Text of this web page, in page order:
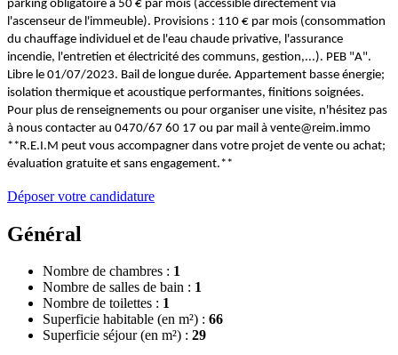
parking obligatoire à 50 € par mois (accessible directement via
l'ascenseur de l'immeuble). Provisions : 110 € par mois (consommation
du chauffage individuel et de l'eau chaude privative, l'assurance
incendie, l'entretien et électricité des communs, gestion,...). PEB "A".
Libre le 01/07/2023. Bail de longue durée. Appartement basse énergie;
isolation thermique et acoustique performantes, finitions soignées.
Pour plus de renseignements ou pour organiser une visite, n'hésitez pas
à nous contacter au 0470/67 60 17 ou par mail à vente@reim.immo
**R.E.I.M peut vous accompagner dans votre projet de vente ou achat;
évaluation gratuite et sans engagement.**
Déposer votre candidature
Général
Nombre de chambres : 1
Nombre de salles de bain : 1
Nombre de toilettes : 1
Superficie habitable (en m²) : 66
Superficie séjour (en m²) : 29